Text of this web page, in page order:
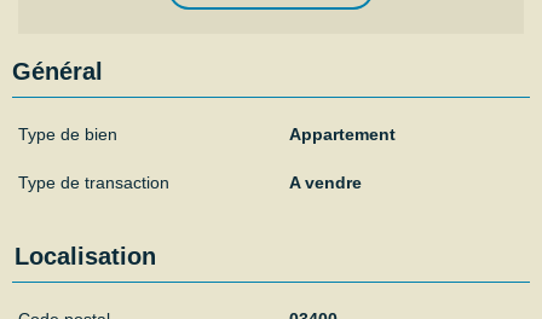
Général
Type de bien Appartement
Type de transaction A vendre
Localisation